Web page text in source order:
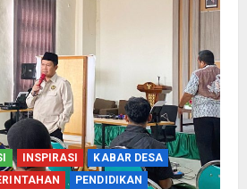
INSPIRASI
KABAR DESA
PENDIDIKAN